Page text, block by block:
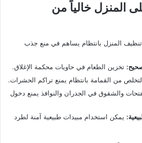
المنزل خالياً من
تنظيف المنزل بانتظام يساهم في منع جذب
تخزين الطعام في حاويات محكمة الإغلاق.
من القمامة بانتظام يمنع تراكم الحشرات.
والشقوق في الجدران والنوافذ يمنع دخول
يمكن استخدام مبيدات طبيعية آمنة لطرد